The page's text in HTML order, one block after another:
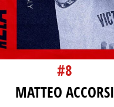
#8
MATTEO ACCORSI